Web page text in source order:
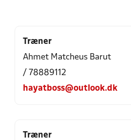
Træner
Ahmet Matcheus Barut
/ 78889112
hayatboss@outlook.dk
Træner